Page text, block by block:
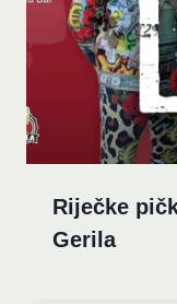
Riječke
Gerila